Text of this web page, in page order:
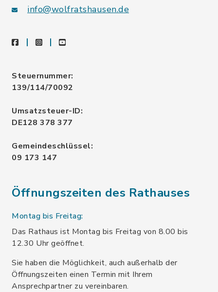
info@wolfratshausen.de
facebookinstagramyoutube
Steuernummer:
139/114/70092
Umsatzsteuer-ID:
DE128 378 377
Gemeindeschlüssel:
09 173 147
Öffnungszeiten des Rathauses
Montag bis Freitag:
Das Rathaus ist Montag bis Freitag von 8.00 bis
12.30 Uhr geöffnet.
Sie haben die Möglichkeit, auch außerhalb der
Öffnungszeiten einen Termin mit Ihrem
Ansprechpartner zu vereinbaren.